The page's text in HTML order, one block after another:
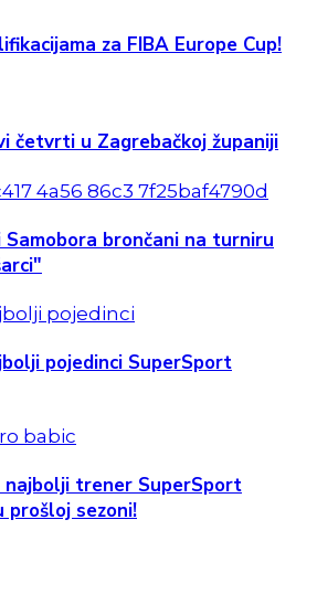
za FIBA Europe Cup!
četvrti u Zagrebačkoj županiji
Samobora brončani na turniru
pojedinci SuperSport
najbolji trener SuperSport
prošloj sezoni!